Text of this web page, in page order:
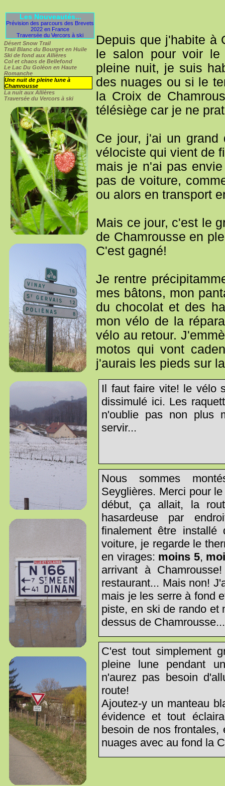
Les Nouveautés...
Prévision des parcours des Brevets
2022 en France
Traversée du Vercors à ski
Désert Snow Trail
Trail Blanc du Bourget en Huile
Ski de fond aux Allières
Col et chaos de Bellefond
Le Lac Du Goléon en Haute
Romanche
Une nuit de pleine lune à
Chamrousse
La nuit aux Allières
Traversée du Vercors à ski
Depuis que j'habite à
le salon pour voir le
pleine nuit, je suis
des nuages ou si le
la Croix de
télésiège car je ne
Ce jour, j'ai un grand
vélociste qui vient de
mais je n'ai pas
pas de voiture,
ou alors en transport
Mais ce jour, c'est le
de Chamrousse en
C'est gagné!
Je rentre
mes bâtons, mon
du chocolat et des
mon vélo de la
vélo au retour.
motos qui vont
j'aurais les pieds sur
Il faut faire vite! le vélo
dissimulé ici. Les
n'oublie pas non plus
servir...
Nous sommes
Seyglières. Merci pour
début, ça allait, la
hasardeuse par
finalement être
voiture, je regarde le
en virages: moins 5,
arrivant à
restaurant... Mais non!
mais je les serre à fond
piste, en ski de rando et
dessus de
C'est tout simplement
pleine lune pendant
n'aurez pas besoin
route!
Ajoutez-y un manteau
évidence et tout
besoin de nos
nuages avec au fond la